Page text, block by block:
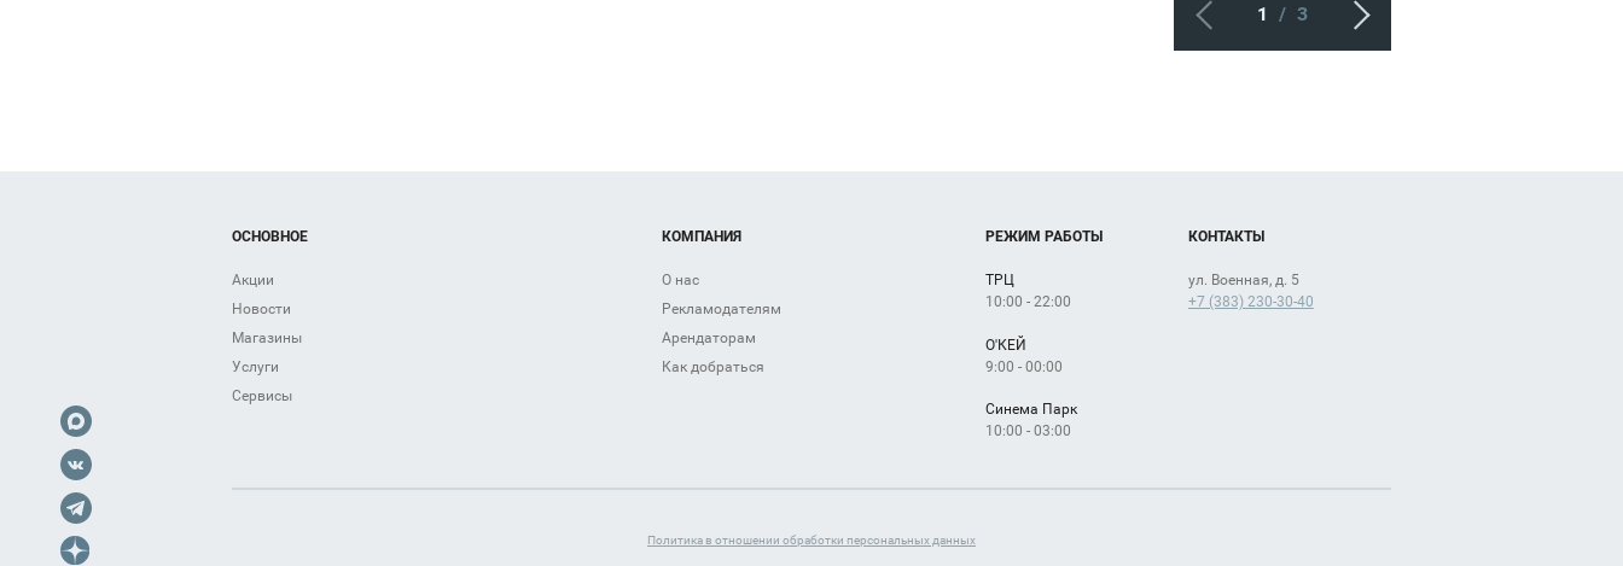
1 / 3
ОСНОВНОЕ
Акции
Новости
Магазины
Услуги
Сервисы
КОМПАНИЯ
О нас
Рекламодателям
Арендаторам
Как добраться
РЕЖИМ РАБОТЫ
ТРЦ
10:00 - 22:00
О'КЕЙ
9:00 - 00:00
Синема Парк
10:00 - 03:00
КОНТАКТЫ
ул. Военная, д. 5
+7 (383) 230-30-40
Политика в отношении обработки персональных данных